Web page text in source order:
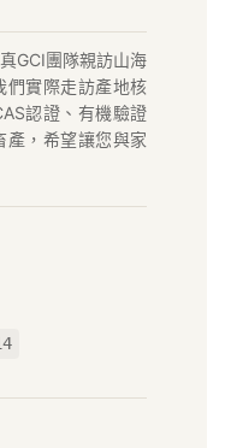
GCI團隊親訪山海
們實際走訪產地核
認證、有機驗證
產，希望讓您與家